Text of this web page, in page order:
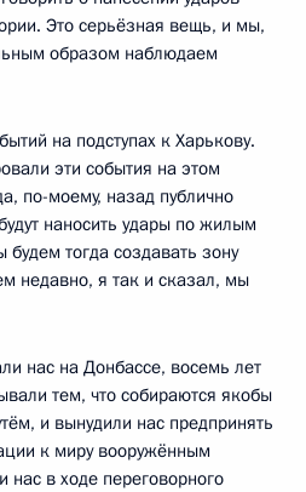
Это серьёзная вещь, и мы,
образом наблюдаем
на подступах к Харькову.
эти события на этом
по-моему, назад публично
наносить удары по жилым
тогда создавать зону
недавно, я так и сказал, мы
нас на Донбассе, восемь лет
тем, что собираются якобы
и вынудили нас предпринять
к миру вооружённым
в ходе переговорного